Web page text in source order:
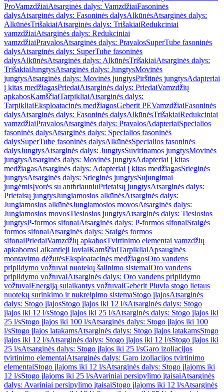
ProVamzdžiaiAtsarginės dalys: VamzdžiaiFasoninės
dalysAtsarginės dalys: Fasoninės dalysAlkūnėsAtsarginės dalys:
AlkūnėsTrišakiaiAtsarginės dalys: TrišakiaiRedukciniai
vamzdžiaiAtsarginės dalys: Redukciniai
vamzdžiaiPravalosAtsarginės dalys: PravalosSuperTube fasoninės
dalysAtsarginės dalys: SuperTube fasoninės
dalysAlkūnėsAtsarginės dalys: AlkūnėsTrišakiaiAtsarginės dalys:
TrišakiaiJungtysAtsarginės dalys: JungtysMovinės
jungtysAtsarginės dalys: Movinės jungtysPirštinės jungtysAdapteriai
į kitas medžiagasPriedaiAtsarginės dalys: PriedaiVamzdžių
apkabosKamščiaiTarpikliaiAtsarginės dalys:
TarpikliaiEksploatacinės medžiagosGeberit PEVamzdžiaiFasoninės
dalysAtsarginės dalys: Fasoninės dalysAlkūnėsTrišakiaiRedukciniai
vamzdžiaiPravalosAtsarginės dalys: PravalosAdapteriaiSpecialios
fasoninės dalysAtsarginės dalys: Specialios fasoninės
dalysSuperTube fasoninės dalysAlkūnėsSpecialios fasoninės
dalysJungtysAtsarginės dalys: JungtysSuvirinamos jungtysMovinės
jungtysAtsarginės dalys: Movinės jungtysAdapteriai į kitas
medžiagasAtsarginės dalys: Adapteriai į kitas medžiagasSrieginės
jungtysAtsarginės dalys: Srieginės jungtysSujungimai
jungėmisĮvorės su antbriauniuPrietaisų jungtysAtsarginės dalys:
Prietaisų jungtysJungiamosios alkūnėsAtsarginės dalys:
Jungiamosios alkūnėsJungiamosios movosAtsarginės dalys:
Jungiamosios movosTiesiosios jungtysAtsarginės dalys: Tiesiosios
jungtysP-formos sifonaiAtsarginės dalys: P-formos sifonaiSraigės
formos sifonaiAtsarginės dalys: Sraigės formos
sifonaiPriedaiVamzdžių apkabosTvirtinimo elementai vamzdžių
apkabomsLaikantieji loviaiKamščiaiTarpikliaiApsauginės
montavimo dėžutėsEksploatacinės medžiagosOro vandens
pripildymo vožtuvai nuotekų šalinimo sistemaiOro vandens
pripildymo vožtuvaiAtsarginės dalys: Oro vandens pripildymo
vožtuvaiEnergiją sulaikantys vožtuvaiGeberit Pluvia stogo lietaus
nuotekų surinkimo ir nukreipimo sistemaStogo įlajosAtsarginės
dalys: Stogo įlajosStogo įlajos iki 12 l/sAtsarginės dalys: Stogo
įlajos iki 12 l/sStogo įlajos iki 25 l/sAtsarginės dalys: Stogo įlajos iki
25 l/sStogo įlajos iki 100 l/sAtsarginės dalys: Stogo įlajos iki 100
l/sStogo įlajos latakamsAtsarginės dalys: Stogo įlajos latakamsStogo
įlajos iki 12 l/sAtsarginės dalys: Stogo įlajos iki 12 l/sStogo įlajos iki
25 l/sAtsarginės dalys: Stogo įlajos iki 25 l/sGaro izoliacijos
tvirtinimo elementaiAtsarginės dalys: Garo izoliacijos tvirtinimo
elementaiStogo įlajoms iki 12 l/sAtsarginės dalys: Stogo įlajoms iki
12 l/sStogo įlajoms iki 25 l/sAvariniai persipylimo įtaisaiAtsarginės
dalys: Avariniai persipylimo įtaisaiStogo įlajoms iki 12 l/sAtsarginės